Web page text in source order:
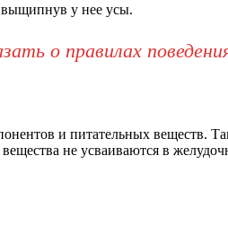
выщипнув у нее усы.
о правилах
и питательных веществ.
не усваиваются в